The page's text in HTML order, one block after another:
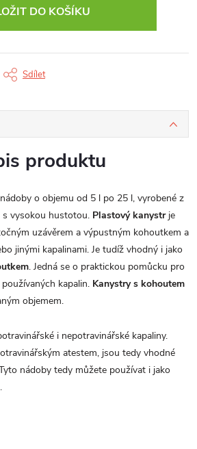
DO KOŠÍKU
Sdílet
produktu
o objemu od 5 l po 25 l, vyrobené z
s vysokou hustotou. Plastový kanystrje
uzávěrem a výpustným kohoutkem a
jinými kapalinami. Je tudíž vhodný i jako
. Jedná se o praktickou pomůcku pro
kapalin. Kanystry s kohoutem
objemem.
i nepotravinářské kapaliny.
atestem, jsou tedy vhodné
nádoby tedy můžete používat i jako
.